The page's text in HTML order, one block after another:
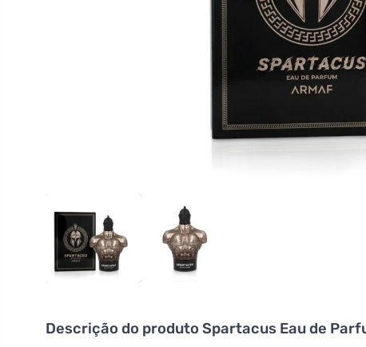
Descrição do produto Spartacus Eau de